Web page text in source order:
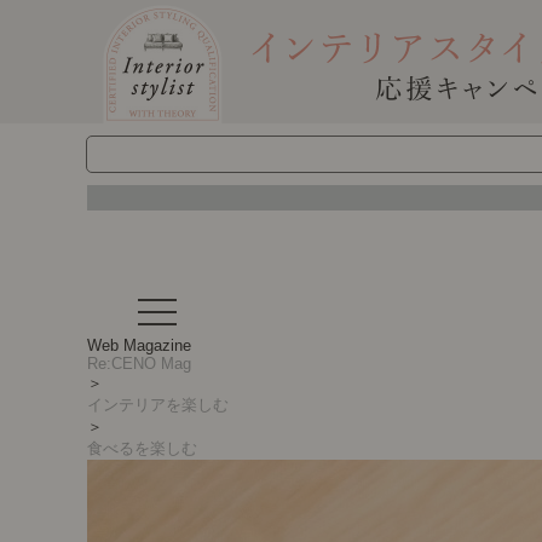
t
o
g
g
e
n
v
Web Magazine
Re:CENO Mag
＞
インテリアを楽しむ
＞
食べるを楽しむ